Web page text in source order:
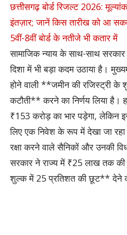
छत्तीसगढ़ बोर्ड रिजल्ट 2026:
इंतज़ार; जानें किस तारीख को आ
5वीं-8वीं बोर्ड के नतीजे भी कतार में
सामाजिक न्याय के साथ-साथ
दिशा में भी बड़ा कदम उठाया है।
होने वाली **जमीन की रजिस्ट्री के
कटौती** करने का निर्णय लिया है।
₹153 करोड़ का भार पड़ेगा, लेकिन
लिए एक निवेश के रूप में देखा जा
रक्षा करने वाले सैनिकों और उनकी
सरकार ने राज्य में ₹25 लाख तक की
शुल्क में 25 प्रतिशत की छूट** देने